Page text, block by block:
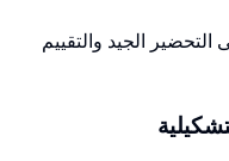
الجيد والتقييم